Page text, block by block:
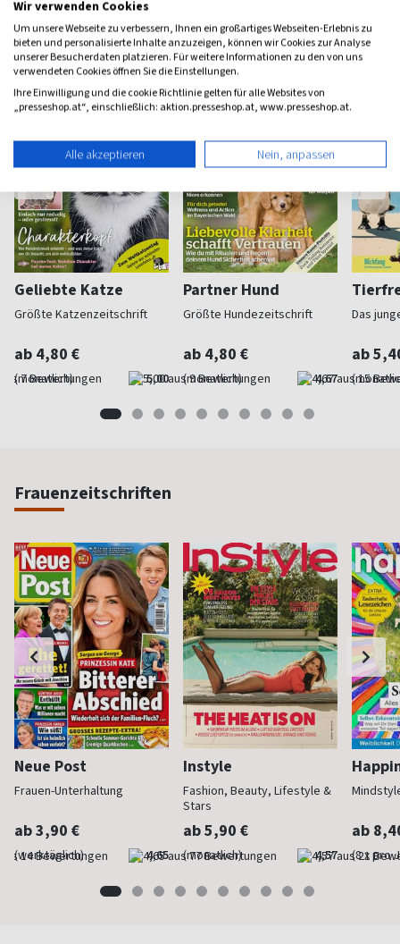
Weitere Tiere-Magazine
Geliebte Katze
Größte Katzenzeitschrift
ab 4,80 €
(monatlich) 5,00
Partner Hund
Größte Hundezeitschrift
ab 4,80 €
(monatlich) 4,67
Das
ab
Frauenzeitschriften
Neue Post
Frauen-Unterhaltung
ab 3,90 €
(werktäglich) 4,65
Instyle
Fashion, Beauty, Lifestyle &
Stars
ab 5,90 €
(monatlich) 4,57
ab
(8 x pro
Wir verwenden Cookies
Um unsere Webseite zu verbessern, Ihnen ein großartiges Webseiten-Erlebnis zu
bieten und personalisierte Inhalte anzuzeigen, können wir Cookies zur Analyse
unserer Besucherdaten platzieren. Für weitere Informationen zu den von uns
verwendeten Cookies öffnen Sie die Einstellungen.
Ihre Einwilligung und die cookie Richtlinie gelten für alle Websites von
„presseshop.at“, einschließlich: aktion.presseshop.at, www.presseshop.at.
Alle akzeptieren Nein, anpassen